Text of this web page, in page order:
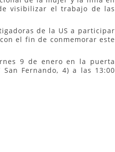
visibilizar el trabajo de las
de la US a participar
el fin de conmemorar este
9 de enero en la puerta
Fernando, 4) a las 13:00